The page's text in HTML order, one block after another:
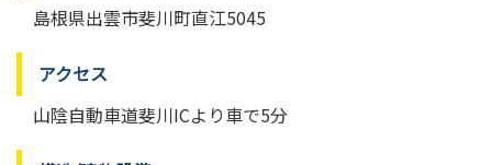
島根県出雲市斐川町直江5045
アクセス
山陰自動車道斐川ICより車で5分